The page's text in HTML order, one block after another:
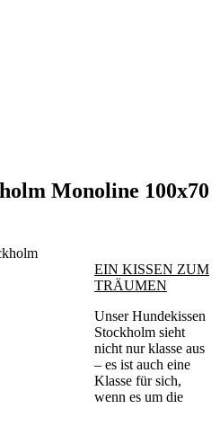
Monoline 100x70
EIN KISSEN ZUM
TRÄUMEN
Unser Hundekissen
Stockholm sieht
nicht nur klasse aus
– es ist auch eine
Klasse für sich,
wenn es um die